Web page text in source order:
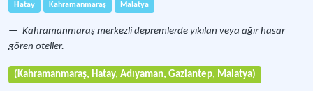
Hatay
Kahramanmaraş Malatya
Kahramanmaraş merkezli depremlerde yıkılan veya ağır hasar
gören oteller.
(Kahramanmaraş, Hatay, Adıyaman, Gaziantep, Malatya)